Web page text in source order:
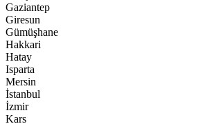
Gaziantep
Giresun
Gümüşhane
Hakkari
Hatay
Isparta
Mersin
İstanbul
İzmir
Kars